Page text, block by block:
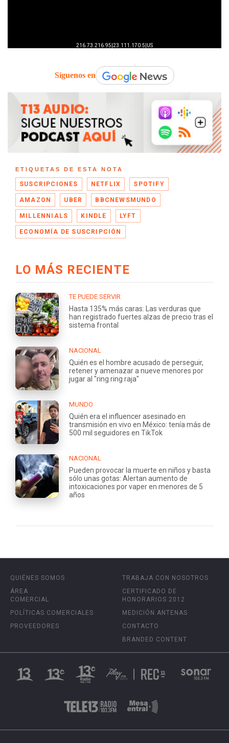
Síguenos en
ETIQUETAS DE ESTA NOTA
SUSCRIPCIONES NETFLIX SPOTIFY
AMAZON UBER BBCNEWSMUNDO
MILLENNIALS KINDLE LYFT
ECONOMÍA DE SUSCRIPCIÓN
LO MÁS RECIENTE
TE PUEDE SERVIR
Hasta 135% más caras: Las verduras que
han registrado fuertes alzas de precio tras el
sistema frontal
NACIONAL
Quién es el hombre acusado de perseguir,
retener y amenazar a nueve menores por
jugar al "ring ring raja"
MUNDO
Quién era el influencer asesinado en
transmisión en vivo en México: tenía más de
500 mil seguidores en TikTok
NACIONAL
Pueden provocar la muerte en niños y basta
sólo unas gotas: Alertan aumento de
intoxicaciones por vaper en menores de 5
años
QUIÉNES SOMOS
ÁREA
COMERCIAL
POLÍTICAS COMERCIALES
PROVEEDORES
TRABAJA CON NOSOTROS
CERTIFICADO DE
HONORARIOS 2012
MEDICIÓN ANTENAS
CONTACTO
BRANDED CONTENT